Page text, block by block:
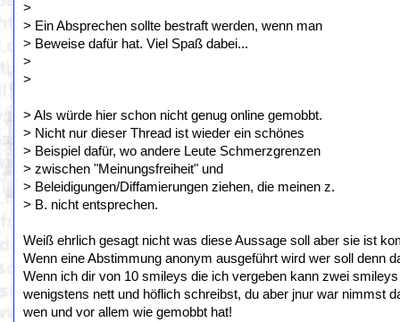
>
> Ein Absprechen sollte bestraft werden, wenn man
> Beweise dafür hat. Viel Spaß dabei...
>
>
> Als würde hier schon nicht genug online gemobbt.
> Nicht nur dieser Thread ist wieder ein schönes
> Beispiel dafür, wo andere Leute Schmerzgrenzen
> zwischen "Meinungsfreiheit" und
> Beleidigungen/Diffamierungen ziehen, die meinen z.
> B. nicht entsprechen.
Weiß ehrlich gesagt nicht was diese Aussage soll aber sie ist
Wenn eine Abstimmung anonym ausgeführt wird wer soll denn
Wenn ich dir von 10 smileys die ich vergeben kann zwei
wenigstens nett und höflich schreibst, du aber jnur war nimmst
wen und vor allem wie gemobbt hat!